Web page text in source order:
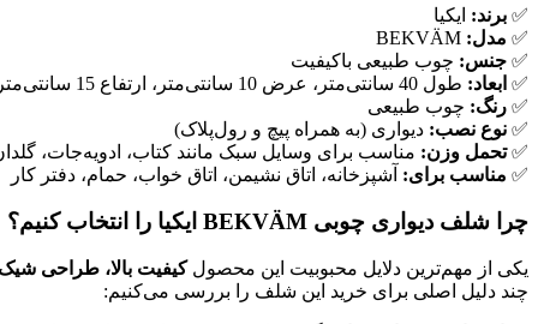
✅ برند: ایکیا
✅ مدل:
✅ جنس: چوب طبیعی باکیفیت
✅ ابعاد: طول 40 سانتی‌متر، عرض 10 سانتی‌متر، ارتفاع 15 سانتی‌متر
✅ رنگ: چوب طبیعی
✅ نوع نصب: دیواری (به همراه پیچ و رول‌پلاک)
✅تحمل وزن: مناسب برای وسایل سبک مانند کتاب، ادویه‌جات،
✅ مناسب برای: آشپزخانه، اتاق نشیمن، اتاق خواب، حمام، دفتر کار
چرا شلف دیواری چوبی BEKVÄM ایکیا را انتخاب کنیم؟
یکی از مهم‌ترین دلایل محبوبیت این محصولکیفیت بالا، طراحی
چند دلیل اصلی برای خرید این شلف را بررسی می‌کنیم: